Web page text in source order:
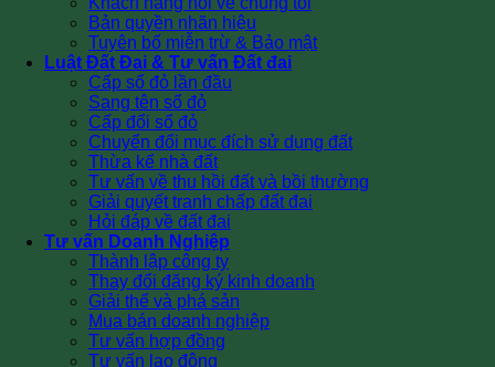
Bản quyền nhãn hiệu
Tuyên bố miễn trừ & Bảo mật
Luật Đất Đai & Tư vấn Đất đai
Cấp sổ đỏ lần đầu
Sang tên sổ đỏ
Cấp đổi sổ đỏ
Chuyển đổi mục đích sử dụng đất
Thừa kế nhà đất
Tư vấn về thu hồi đất và bồi thường
Giải quyết tranh chấp đất đai
Hỏi đáp về đất đai
Tư vấn Doanh Nghiệp
Thành lập công ty
Thay đổi đăng ký kinh doanh
Giải thể và phá sản
Mua bán doanh nghiệp
Tư vấn hợp đồng
Tư vấn lao động